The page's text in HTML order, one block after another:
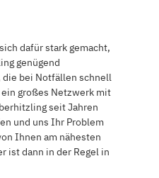
dafür stark gemacht,
genügend
die bei Notfällen schnell
großes Netzwerk mit
seit Jahren
und uns Ihr Problem
Ihnen am nähesten
ist dann in der Regel in